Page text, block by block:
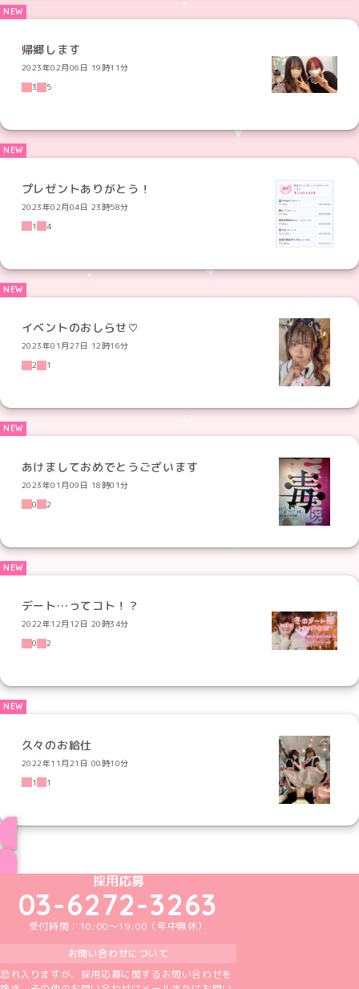
帰郷します
2023年02月06日 19時11分
3
5
プレゼントありがとう！
2023年02月04日 23時58分
1
4
イベントのおしらせ♡
2023年01月27日 12時16分
2
1
あけましておめでとうございます
2023年01月09日 18時01分
0
2
デート…ってコト！？
2022年12月12日 20時34分
0
2
久々のお給仕
2022年11月21日 00時10分
1
1
めいどりーみんTikTok公式アカウント
めいどりーみんX公式アカウント
めいどりーみんInstagram公式アカウント
めいどりーみんFacebook公式アカウン
めいどりーみんYouTube公式アカ
採用応募
03-6272-3263
受付時間：10:00～19:00（年中無休）
お問い合わせについて
恐れ入りますが、採用応募に関するお問い合わせを